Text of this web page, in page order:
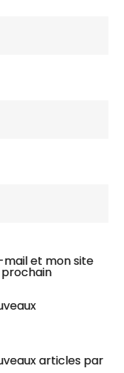
et mon site
articles par